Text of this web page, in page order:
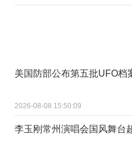
美国防部公布第五批UFO档
2026-08-08 15:50:09
李玉刚常州演唱会国风舞台